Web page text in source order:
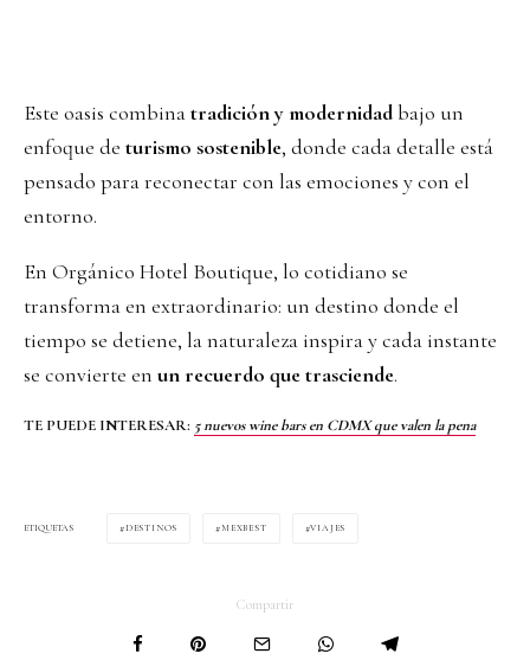
Este oasis combinatradición y modernidadbajo un
enfoque de turismo sostenible, donde cada detalle está
pensado para reconectar con las emociones y con el
entorno.
En Orgánico Hotel Boutique, lo cotidiano se
transforma en extraordinario: un destino donde el
tiempo se detiene, la naturaleza inspira y cada instante
se convierte en un recuerdo que trasciende.
TE PUEDE INTERESAR: 5 nuevos wine bars en CDMX que valen la pena
ETIQUETAS DESTINOS MEXBEST VIAJES
Compartir